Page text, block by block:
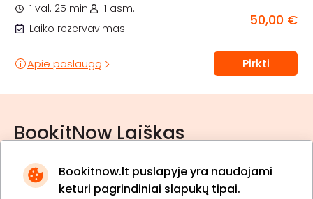
Bookitnow.lt puslapyje yra naudojami
keturi pagrindiniai slapukų tipai.
1 val. 25 min.
1 asm.
Laiko rezervavimas
50,00 €
Apie paslaugą Pirkti
BookitNow Laiškas